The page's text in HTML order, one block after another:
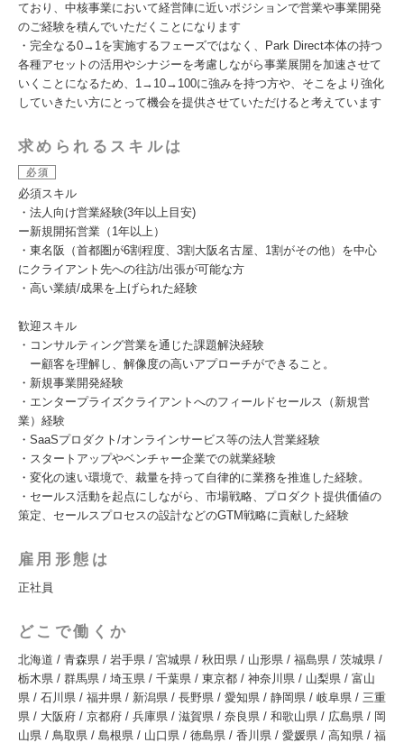
ており、中核事業において経営陣に近いポジションで営業や事業開発
のご経験を積んでいただくことになります
・完全なる0→1を実施するフェーズではなく、Park Direct本体の持つ
各種アセットの活用やシナジーを考慮しながら事業展開を加速させて
いくことになるため、1→10→100に強みを持つ方や、そこをより強化
していきたい方にとって機会を提供させていただけると考えています
求められるスキルは
必須
必須スキル
・法人向け営業経験(3年以上目安)
ー新規開拓営業（1年以上）
・東名阪（首都圏が6割程度、3割大阪名古屋、1割がその他）を中心
にクライアント先への往訪/出張が可能な方
・高い業績/成果を上げられた経験
歓迎スキル
・コンサルティング営業を通じた課題解決経験
ー顧客を理解し、解像度の高いアプローチができること。
・新規事業開発経験
・エンタープライズクライアントへのフィールドセールス（新規営
業）経験
・SaaSプロダクト/オンラインサービス等の法人営業経験
・スタートアップやベンチャー企業での就業経験
・変化の速い環境で、裁量を持って自律的に業務を推進した経験。
・セールス活動を起点にしながら、市場戦略、プロダクト提供価値の
策定、セールスプロセスの設計などのGTM戦略に貢献した経験
雇用形態は
正社員
どこで働くか
北海道 / 青森県 / 岩手県 / 宮城県 / 秋田県 / 山形県 / 福島県 / 茨城県 /
栃木県 / 群馬県 / 埼玉県 / 千葉県 / 東京都 / 神奈川県 / 山梨県 / 富山
県 / 石川県 / 福井県 / 新潟県 / 長野県 / 愛知県 / 静岡県 / 岐阜県 / 三重
県 / 大阪府 / 京都府 / 兵庫県 / 滋賀県 / 奈良県 / 和歌山県 / 広島県 / 岡
山県 / 鳥取県 / 島根県 / 山口県 / 徳島県 / 香川県 / 愛媛県 / 高知県 / 福